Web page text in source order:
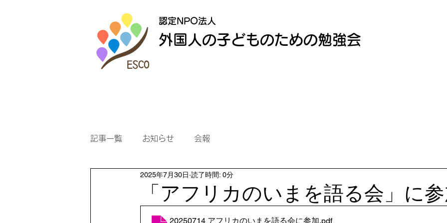
認定NPO法人
外国人の子どものための勉強会
記事一覧 お知らせ 会報
「アフリカのいまを語る会」に
2025年7月30日 読了時間: 0分
20250714 アフリカのいまを語る会に参加.pdf